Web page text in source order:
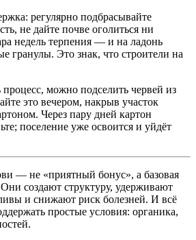
регулярно подбрасывайте
не дайте почве оголиться ни
недель терпения — и на ладонь
гранулы. Это знак, что строители на
процесс, можно подселить червей из
это вечером, накрыв участок
Через пару дней картон
поселение уже освоится и уйдёт
— не «приятный бонус», а базовая
создают структуру, удерживают
и снижают риск болезней. И всё
простые условия: органика,